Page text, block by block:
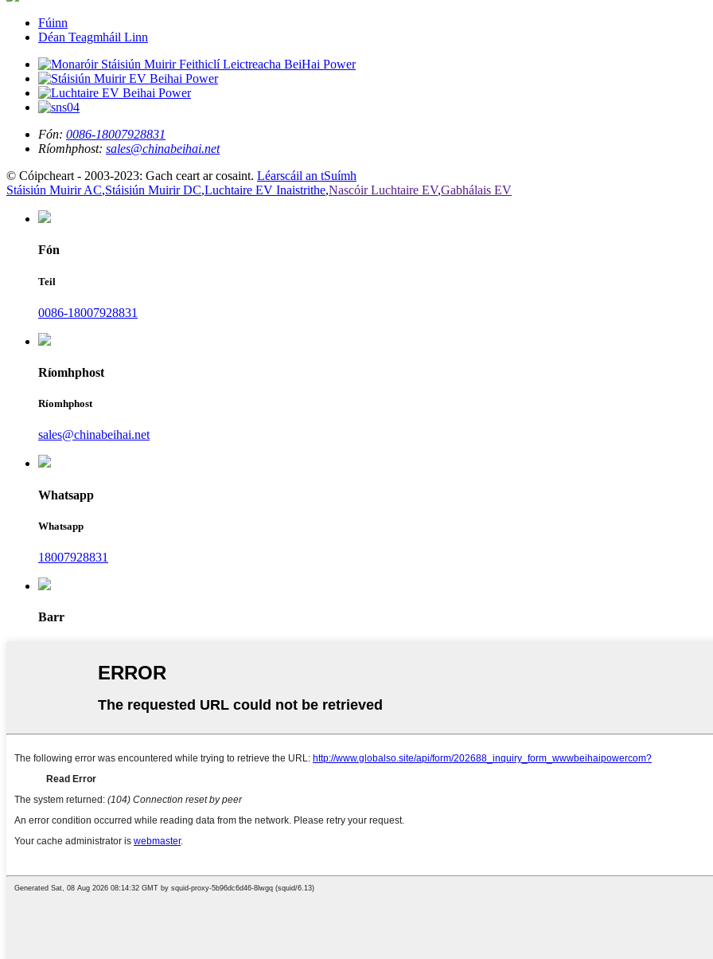
Fúinn
Déan Teagmháil Linn
Fón: 0086-18007928831
Ríomhphost: sales@chinabeihai.net
© Cóipcheart - 2003-2023: Gach ceart ar cosaint. Léarscáil an tSuímh
Stáisiún Muirir AC,Stáisiún Muirir DC,Luchtaire EV Inaistrithe,Nascóir Luchtaire EV,Gabhálais EV
Fón
Teil
0086-18007928831
Ríomhphost
Ríomhphost
sales@chinabeihai.net
Whatsapp
Whatsapp
18007928831
Barr